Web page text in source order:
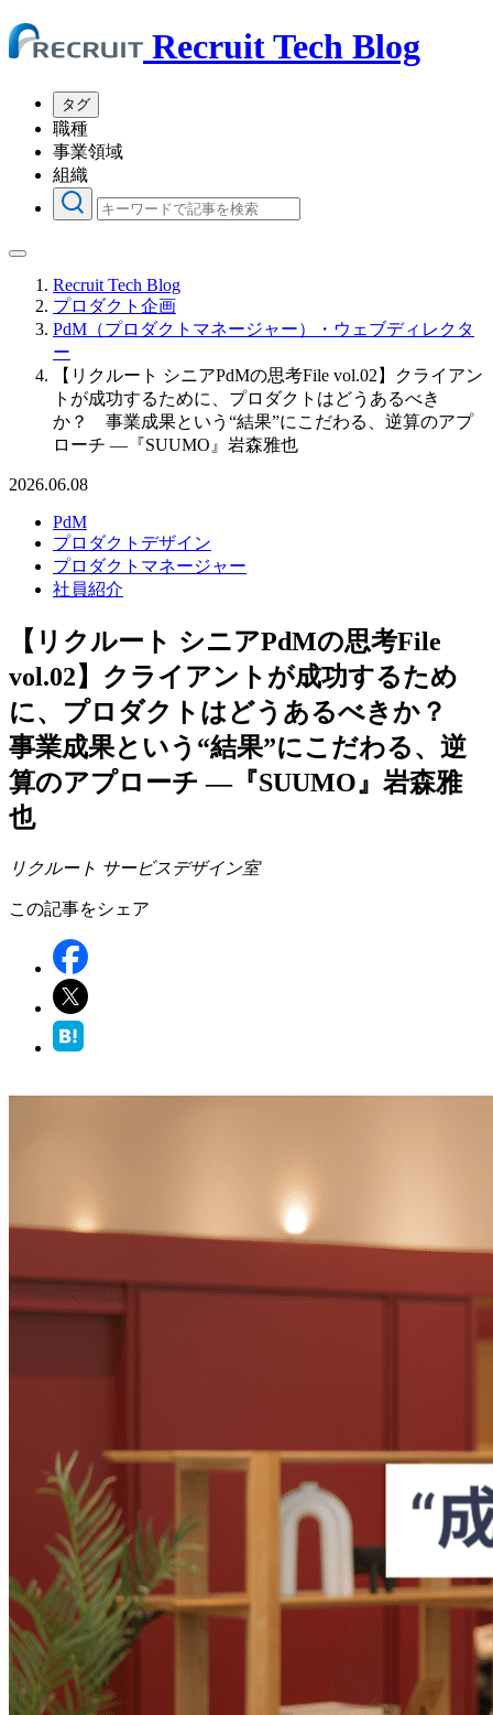
Recruit Tech Blog
タグ
職種
事業領域
組織
Recruit Tech Blog
プロダクト企画
PdM（プロダクトマネージャー）・ウェブディレクタ
ー
【リクルート シニアPdMの思考File vol.02】クライアン
トが成功するために、プロダクトはどうあるべき
か？ 事業成果という“結果”にこだわる、逆算のアプ
ローチ ―『SUUMO』岩森雅也
2026.06.08
PdM
プロダクトデザイン
プロダクトマネージャー
社員紹介
【リクルート シニアPdMの思考File
vol.02】クライアントが成功するため
に、プロダクトはどうあるべきか？
事業成果という“結果”にこだわる、逆
算のアプローチ ―『SUUMO』岩森雅
也
リクルート サービスデザイン室
この記事をシェア